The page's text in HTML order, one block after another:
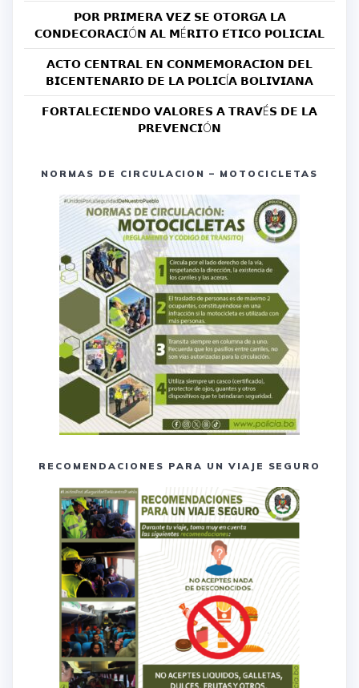
𝗣𝗢𝗥 𝗣𝗥𝗜𝗠𝗘𝗥𝗔 𝗩𝗘𝗭 𝗦𝗘 𝗢𝗧𝗢𝗥𝗚𝗔 𝗟𝗔
𝗖𝗢𝗡𝗗𝗘𝗖𝗢𝗥𝗔𝗖𝗜Ó𝗡 𝗔𝗟 𝗠É𝗥𝗜𝗧𝗢 𝗘́𝗧𝗜𝗖𝗢 𝗣𝗢𝗟𝗜𝗖𝗜𝗔𝗟
𝗔𝗖𝗧𝗢 𝗖𝗘𝗡𝗧𝗥𝗔𝗟 𝗘𝗡 𝗖𝗢𝗡𝗠𝗘𝗠𝗢𝗥𝗔𝗖𝗜𝗢𝗡 𝗗𝗘𝗟
𝗕𝗜𝗖𝗘𝗡𝗧𝗘𝗡𝗔𝗥𝗜𝗢 𝗗𝗘 𝗟𝗔 𝗣𝗢𝗟𝗜𝗖Í𝗔 𝗕𝗢𝗟𝗜𝗩𝗜𝗔𝗡𝗔
𝗙𝗢𝗥𝗧𝗔𝗟𝗘𝗖𝗜𝗘𝗡𝗗𝗢 𝗩𝗔𝗟𝗢𝗥𝗘𝗦 𝗔 𝗧𝗥𝗔𝗩É𝗦 𝗗𝗘 𝗟𝗔
𝗣𝗥𝗘𝗩𝗘𝗡𝗖𝗜Ó𝗡
NORMAS DE CIRCULACION – MOTOCICLETAS
RECOMENDACIONES PARA UN VIAJE SEGURO